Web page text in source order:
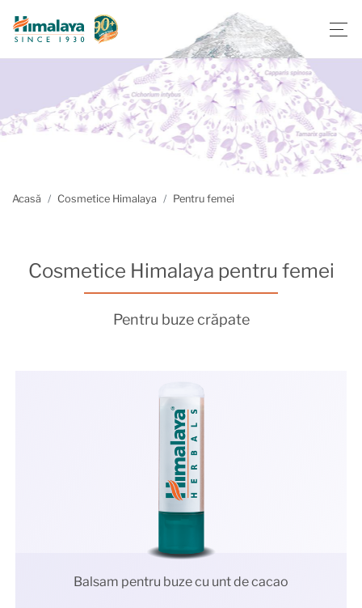
Acasă Cosmetice Himalaya Pentru femei
Cosmetice Himalaya pentru femei
Pentru buze crăpate
Balsam pentru buze cu unt de cacao